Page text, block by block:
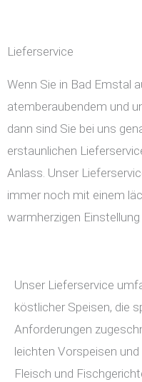
Lieferservice
Wenn Sie in Bad Emstal
atemberaubendem und
dann sind Sie bei uns
erstaunlichen
Anlass. Unser
immer noch mit einem
warmherzigen
Unser Lieferservice
köstlicher Speisen, die
Anforderungen
leichten Vorspeisen
Fleisch und